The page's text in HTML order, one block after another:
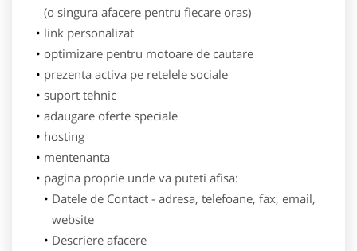
(o singura afacere pentru fiecare oras)
link personalizat
optimizare pentru motoare de cautare
prezenta activa pe retelele sociale
suport tehnic
adaugare oferte speciale
hosting
mentenanta
pagina proprie unde va puteti afisa:
Datele de Contact - adresa, telefoane, fax, email,
website
Descriere afacere